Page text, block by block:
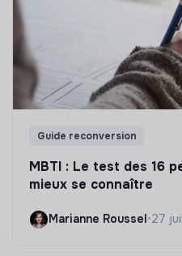
Guide reconversion
MBTI : Le test des 16
mieux se connaître
Marianne Roussel•27